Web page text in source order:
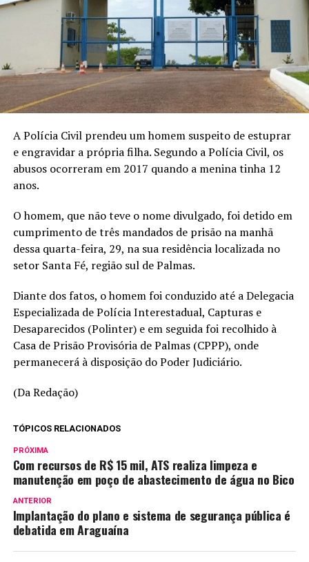
A Polícia Civil prendeu um homem suspeito de estuprar
e engravidar a própria filha. Segundo a Polícia Civil, os
abusos ocorreram em 2017 quando a menina tinha 12
anos.
O homem, que não teve o nome divulgado, foi detido em
cumprimento de três mandados de prisão na manhã
dessa quarta-feira, 29, na sua residência localizada no
setor Santa Fé, região sul de Palmas.
Diante dos fatos, o homem foi conduzido até a Delegacia
Especializada de Polícia Interestadual, Capturas e
Desaparecidos (Polinter) e em seguida foi recolhido à
Casa de Prisão Provisória de Palmas (CPPP), onde
permanecerá à disposição do Poder Judiciário.
(Da Redação)
TÓPICOS RELACIONADOS
PRÓXIMA
Com recursos de R$ 15 mil, ATS realiza limpeza e
manutenção em poço de abastecimento de água no Bico
ANTERIOR
Implantação do plano e sistema de segurança pública é
debatida em Araguaína